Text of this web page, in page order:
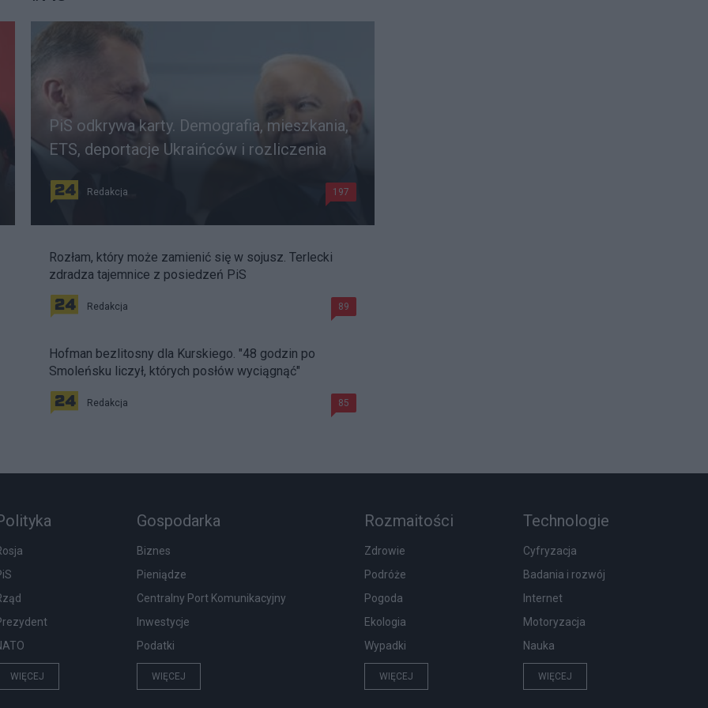
PiS odkrywa karty. Demografia, mieszkania,
ETS, deportacje Ukraińców i rozliczenia
Redakcja 197
Rozłam, który może zamienić się w sojusz. Terlecki
zdradza tajemnice z posiedzeń PiS
Redakcja 89
Hofman bezlitosny dla Kurskiego. "48 godzin po
Smoleńsku liczył, których posłów wyciągnąć"
Redakcja 85
WIĘCEJ
Gospodarka
Biznes
Pieniądze
Centralny Port Komunikacyjny
Inwestycje
Podatki
WIĘCEJ
Rozmaitości
Zdrowie
Podróże
Pogoda
Ekologia
Wypadki
WIĘCEJ
Technologie
Cyfryzacja
Badania i rozwój
Internet
Motoryzacja
Nauka
WIĘCEJ